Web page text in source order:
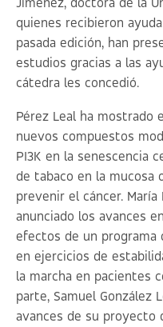
Jiménez, doctora de la
quienes recibieron
pasada edición, han
estudios gracias a las
cátedra les concedió.
Pérez Leal ha mostrado
nuevos compuestos
PI3K en la senescencia
de tabaco en la mucosa
prevenir el cáncer. María
anunciado los avances
efectos de un programa
en ejercicios de
la marcha en pacientes
parte, Samuel González
avances de su proyecto